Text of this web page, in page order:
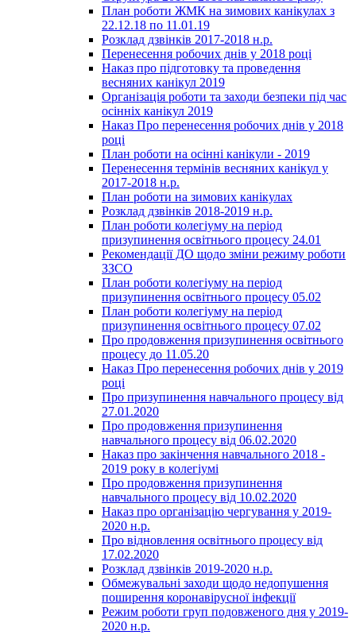
План роботи ЖМК на зимових канікулах з
22.12.18 по 11.01.19
Розклад дзвінків 2017-2018 н.р.
Перенесення робочих днів у 2018 році
Наказ про підготовку та проведення
весняних канікул 2019
Організація роботи та заходи безпеки під час
осінніх канікул 2019
Наказ Про перенесення робочих днів у 2018
році
План роботи на осінні канікули - 2019
Перенесення термінів весняних канікул у
2017-2018 н.р.
План роботи на зимових канікулах
Розклад дзвінків 2018-2019 н.р.
План роботи колегіуму на період
призупинення освітнього процесу 24.01
Рекомендації ДО щодо зміни режиму роботи
ЗЗСО
План роботи колегіуму на період
призупинення освітнього процесу 05.02
План роботи колегіуму на період
призупинення освітнього процесу 07.02
Про продовження призупинення освітнього
процесу до 11.05.20
Наказ Про перенесення робочих днів у 2019
році
Про призупинення навчального процесу від
27.01.2020
Про продовження призупинення
навчального процесу від 06.02.2020
Наказ про закінчення навчального 2018 -
2019 року в колегіумі
Про продовження призупинення
навчального процесу від 10.02.2020
Наказ про організацію чергування у 2019-
2020 н.р.
Про відновлення освітнього процесу від
17.02.2020
Розклад дзвінків 2019-2020 н.р.
Обмежувальні заходи щодо недопушення
поширення коронавірусної інфекції
Режим роботи груп подовженого дня у 2019-
2020 н.р.